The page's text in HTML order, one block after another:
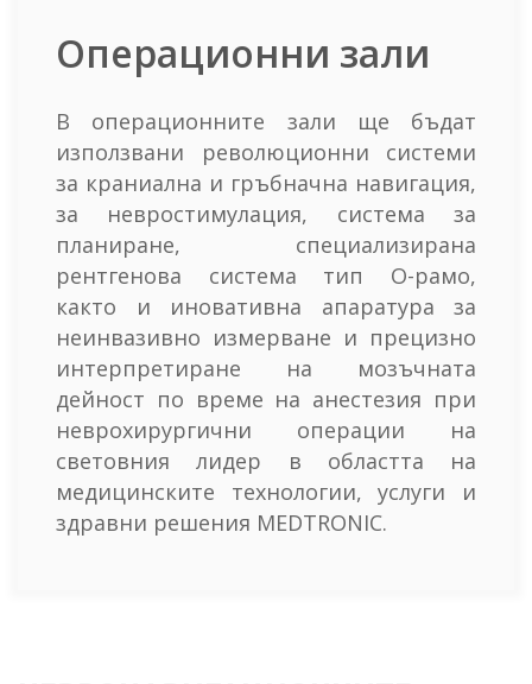
Операционни зали
В операционните зали ще бъдат
използвани революционни системи
за краниална и гръбначна навигация,
за невростимулация, система за
планиране, специализирана
рентгенова система тип О-рамо,
както и иновативнa апаратура за
неинвазивно измерване и прецизно
интерпретиране на мозъчната
дейност по време на анестезия при
неврохирургични операции на
световния лидер в областта на
медицинските технологии, услуги и
здравни решения MEDTRONIC.